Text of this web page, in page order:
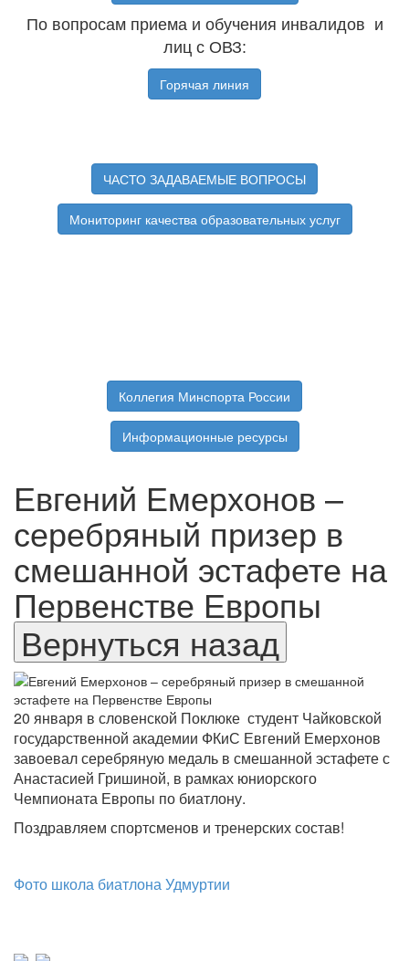
По вопросам приема и обучения инвалидов и
лиц с ОВЗ:
Горячая линия
ЧАСТО ЗАДАВАЕМЫЕ ВОПРОСЫ
Мониторинг качества образовательных услуг
Коллегия Минспорта России
Информационные ресурсы
Евгений Емерхонов –
серебряный призер в
смешанной эстафете на
Первенстве Европы
20 января в словенской Поклюке студент Чайковской
государственной академии ФКиС Евгений Емерхонов
завоевал серебряную медаль в смешанной эстафете с
Анастасией Гришиной, в рамках юниорского
Чемпионата Европы по биатлону.
Поздравляем спортсменов и тренерских состав!
Фото школа биатлона Удмуртии